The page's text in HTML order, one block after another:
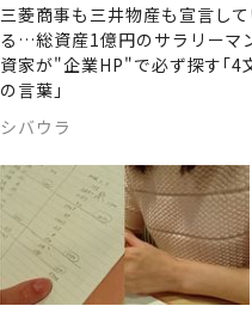
三菱商事も三井物産も宣言して
る…総資産1億円のサラリーマ
資家が"企業HP"で必ず探す｢4
の言葉｣
シバウラ